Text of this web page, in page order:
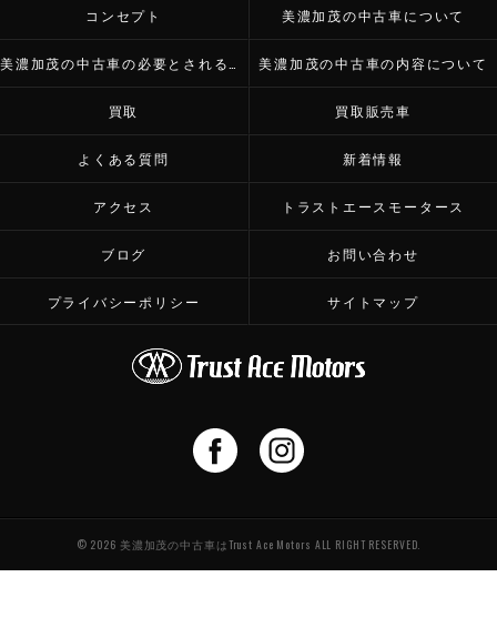
コンセプト 美濃加茂の中古車について
美濃加茂の中古車の内容について
買取 買取販売車
よくある質問 新着情報
アクセス トラストエースモータース
ブログ お問い合わせ
プライバシーポリシー サイトマップ
© 2026 美濃加茂の中古車はTrust Ace Motors ALL RIGHT RESERVED.